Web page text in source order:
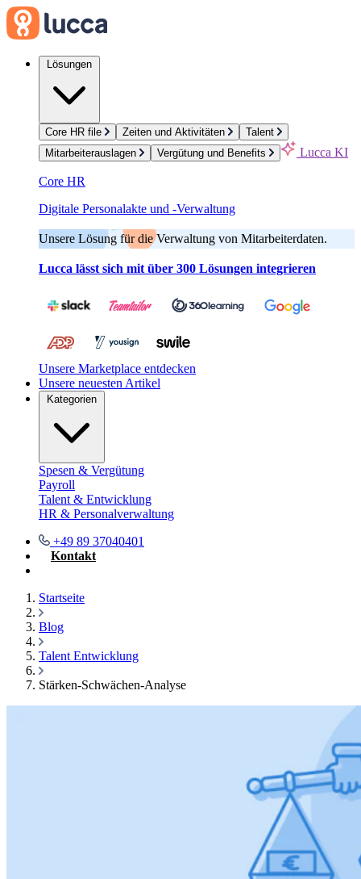
Core HR file Zeiten und Aktivitäten
Talent
Mitarbeiterauslagen
Vergütung und Benefits Lucca KI
Core HR
Digitale Personalakte und -Verwaltung
Unsere Lösung für die Verwaltung von Mitarbeiterdaten.
Lucca lässt sich mit über 300 Lösungen integrieren
Unsere Marketplace entdecken
Unsere neuesten Artikel
Spesen & Vergütung
Payroll
Talent & Entwicklung
HR & Personalverwaltung
+49 89 37040401
Kontakt
Startseite
Blog
Talent Entwicklung
Stärken-Schwächen-Analyse